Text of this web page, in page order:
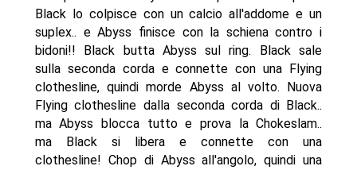
Black lo colpisce con un calcio all'addome e un
suplex.. e Abyss finisce con la schiena contro i
bidoni!! Black butta Abyss sul ring. Black sale
sulla seconda corda e connette con una Flying
clothesline, quindi morde Abyss al volto. Nuova
Flying clothesline dalla seconda corda di Black..
ma Abyss blocca tutto e prova la Chokeslam..
ma Black si libera e connette con una
clothesline! Chop di Abyss all'angolo, quindi una